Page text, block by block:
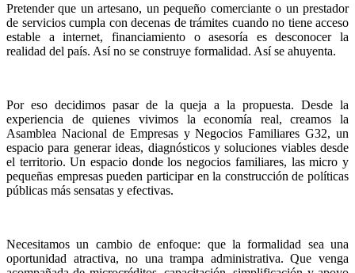
Pretender que un artesano, un pequeño comerciante o un prestador
de servicios cumpla con decenas de trámites cuando no tiene acceso
estable a internet, financiamiento o asesoría es desconocer la
realidad del país. Así no se construye formalidad. Así se ahuyenta.
Por eso decidimos pasar de la queja a la propuesta. Desde la
experiencia de quienes vivimos la economía real, creamos la
Asamblea Nacional de Empresas y Negocios Familiares G32, un
espacio para generar ideas, diagnósticos y soluciones viables desde
el territorio. Un espacio donde los negocios familiares, las micro y
pequeñas empresas pueden participar en la construcción de políticas
públicas más sensatas y efectivas.
Necesitamos un cambio de enfoque: que la formalidad sea una
oportunidad atractiva, no una trampa administrativa. Que venga